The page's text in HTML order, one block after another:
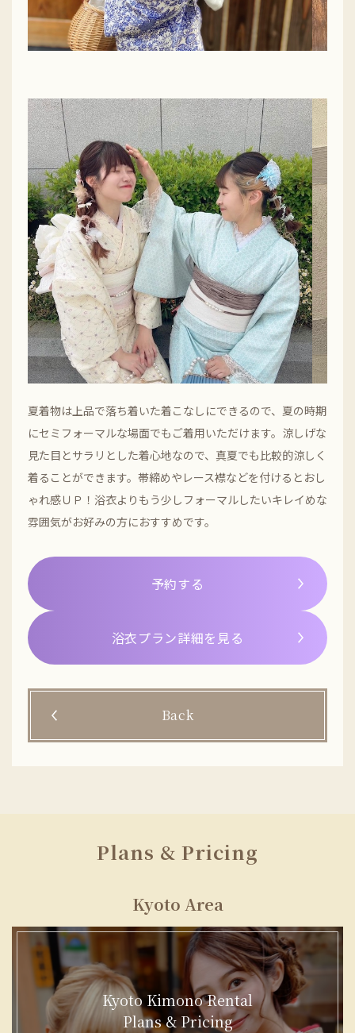
夏着物は上品で落ち着いた着こなしにできるので、夏の時期
にセミフォーマルな場面でもご着用いただけます。涼しげな
見た目とサラリとした着心地なので、真夏でも比較的涼しく
着ることができます。帯締めやレース襟などを付けるとおし
ゃれ感ＵＰ！浴衣よりもう少しフォーマルしたいキレイめな
雰囲気がお好みの方におすすめです。
予約する
浴衣プラン詳細を見る
Back
Plans & Pricing
Kyoto Area
Kyoto Kimono Rental
Plans & Pricing